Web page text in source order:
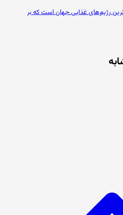
رژیم‌های غذایی جهان است که بر